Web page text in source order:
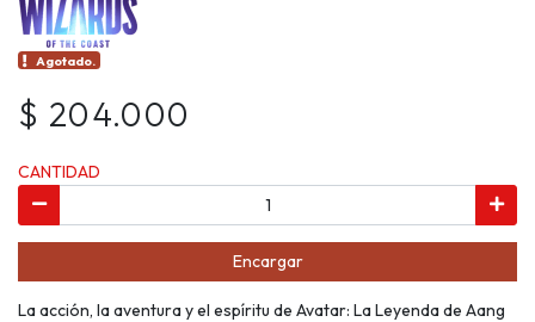
Agotado.
$ 204.000
CANTIDAD
Encargar
La acción, la aventura y el espíritu de Avatar: La Leyenda de Aang